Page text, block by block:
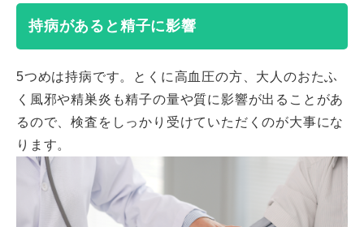
持病があると精子に影響
5つめは持病です。とくに高血圧の方、大人のおたふ
く風邪や精巣炎も精子の量や質に影響が出ることがあ
るので、検査をしっかり受けていただくのが大事にな
ります。